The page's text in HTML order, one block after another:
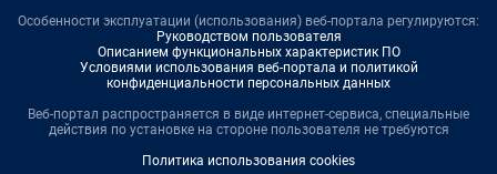
Особенности эксплуатации (использования) веб-портала регулируются:
Руководством пользователя
Описанием функциональных характеристик ПО
Условиями использования веб-портала и политикой
конфиденциальности персональных данных
Веб-портал распространяется в виде интернет-сервиса, специальные
действия по установке на стороне пользователя не требуются
Политика использования cookies